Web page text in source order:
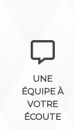
UNE
ÉQUIPE À
VOTRE
ÉCOUTE